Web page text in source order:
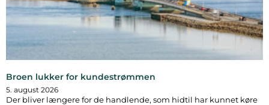
Broen lukker for kundestrømmen
5. august 2026
Der bliver længere for de handlende, som hidtil har kunnet køre